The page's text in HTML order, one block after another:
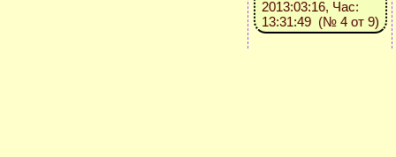
2013:03:16, Час:
13:31:49 (№ 4 от 9)